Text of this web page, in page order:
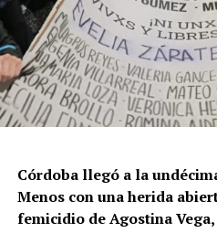
Para María Rachid, titular
Discriminación de la Ciudad
integrante de la Federación
(FALGBT), el drástico
Argentina no puede
que provienen del gobierno
de manera violenta y
LGBT en general y,
trans”, describe Rachid. “Y
Córdoba llegó a la
Menos con una herida
femicidio de Agostina